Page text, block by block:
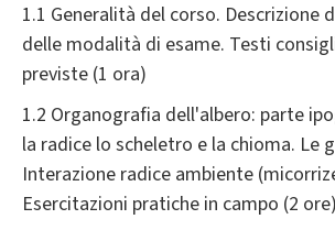
1.1 Generalità del corso. Descrizione
delle modalità di esame. Testi
previste (1 ora)
1.2 Organografia dell'albero: parte
la radice lo scheletro e la chioma. Le
Interazione radice ambiente
Esercitazioni pratiche in campo (2 ore)